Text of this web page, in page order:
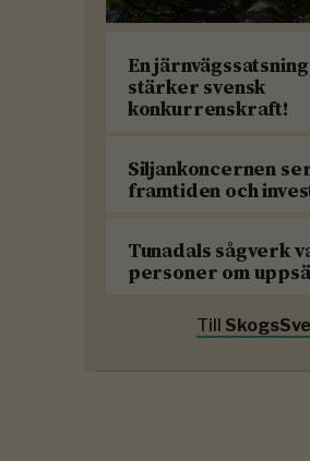
En
stärker svensk
konkurrenskraft!
Siljankoncernen
framtiden och
Tunadals sågverk
personer om
Till